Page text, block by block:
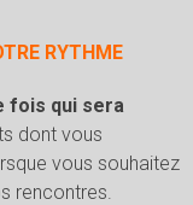
RYTHME
fois qui sera
dont vous
vous souhaitez
rencontres.